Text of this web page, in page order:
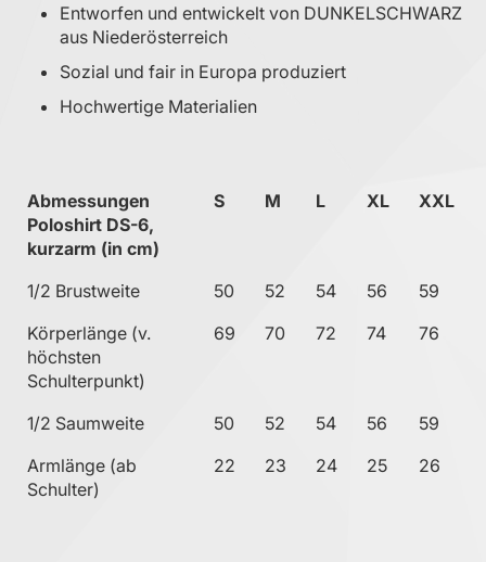
Entworfen und entwickelt von DUNKELSCHWARZ
aus Niederösterreich
Sozial und fair in Europa produziert
Hochwertige Materialien
Abmessungen
Poloshirt DS-6,
kurzarm (in cm)
S M L XL XXL
1/2 Brustweite 50 52 54 56
59
Körperlänge (v.
höchsten
Schulterpunkt)
69 70 72 74 76
1/2 Saumweite 50 52 54 56
59
Armlänge (ab
Schulter)
22 23 24 25 26